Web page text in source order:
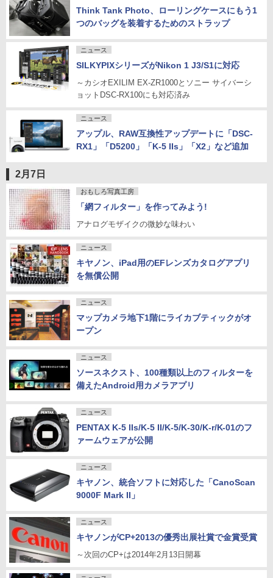
Think Tank Photo、ローリングケースにもう1
つのバッグを装着するためのストラップ
ニュース
SILKYPIXシリーズがNikon 1 J3/S1に対応
～カシオEXILIM EX-ZR1000とソニー サイバーシ
ョットDSC-RX100にも対応済み
ニュース
アップル、RAW互換性アップデートに「DSC-
RX1」「D5200」「K-5 IIs」「X2」など追加
2月7日
おもしろ写真工房
「網フィルター」を作ってみよう!
アナログモザイクの微妙な味わい
ニュース
キヤノン、iPad用のEFレンズカタログアプリ
を無償公開
ニュース
マップカメラ地下1階にライカブティックがオ
ープン
ニュース
ソースネクスト、100種類以上のフィルターを
備えたAndroid用カメラアプリ
ニュース
PENTAX K-5 IIs/K-5 II/K-5/K-30/K-r/K-01のフ
ァームウェアが公開
ニュース
キヤノン、統合ソフトに対応した「CanoScan
9000F Mark II」
ニュース
キヤノンがCP+2013の優秀出展社賞で金賞受賞
～次回のCP+は2014年2月13日開幕